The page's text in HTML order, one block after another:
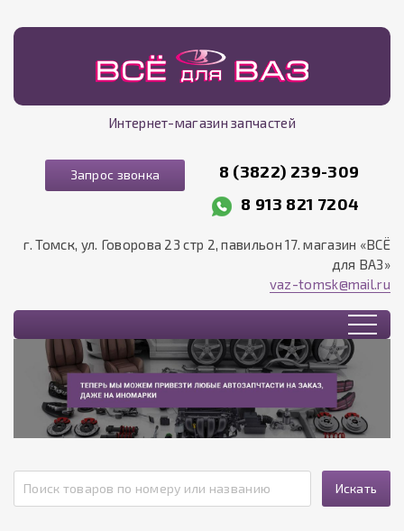
Интернет-магазин запчастей
Запрос звонка
8 (3822) 239-309
8 913 821 7204
г. Томск, ул. Говорова 23 стр 2, павильон 17. магазин «ВСЁ
для ВАЗ»
vaz-tomsk@mail.ru
Искать